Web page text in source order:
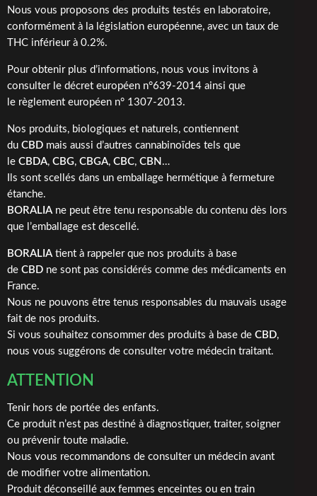
Nous vous proposons des produits testés en laboratoire,
conformément à la législation européenne, avec un taux de
THC inférieur à 0.2%.
Pour obtenir plus d’informations, nous vous invitons à
consulter le décret européen n°639-2014 ainsi que
le règlement européen n° 1307-2013.
Nos produits, biologiques et naturels, contiennent
du CBD mais aussi d’autres cannabinoïdes tels que
le CBDA, CBG, CBGA, CBC, CBN …
Ils sont scellés dans un emballage hermétique à fermeture
étanche.
BORALIA ne peut être tenu responsable du contenu dès lors
que l’emballage est descellé.
BORALIA tient à rappeler que nos produits à base
de CBD ne sont pas considérés comme des médicaments en
France.
Nous ne pouvons être tenus responsables du mauvais usage
fait de nos produits.
Si vous souhaitez consommer des produits à base de CBD,
nous vous suggérons de consulter votre médecin traitant.
ATTENTION
Tenir hors de portée des enfants.
Ce produit n’est pas destiné à diagnostiquer, traiter, soigner
ou prévenir toute maladie.
Nous vous recommandons de consulter un médecin avant
de modifier votre alimentation.
Produit déconseillé aux femmes enceintes ou en train